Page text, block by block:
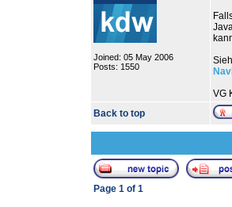
Joined: 05 May 2006
Posts: 1550
VG
Back to top
Page 1 of 1